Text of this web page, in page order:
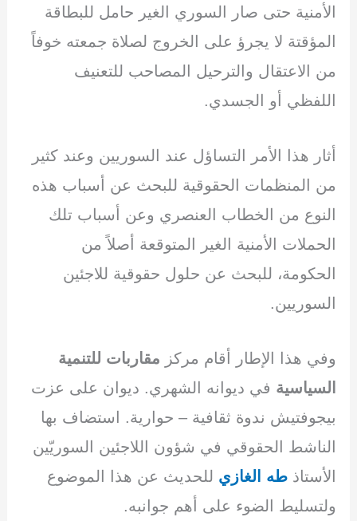
الأمنية حتى صار السوري الغير حامل للبطاقة
المؤقتة لا يجرؤ على الخروج لصلاة جمعته خوفاً
من الاعتقال والترحيل المصاحب للتعنيف
اللفظي أو الجسدي.
أثار هذا الأمر التساؤل عند السوريين وعند كثير
من المنظمات الحقوقية للبحث عن أسباب هذه
النوع من الخطاب العنصري وعن أسباب تلك
الحملات الأمنية الغير المتوقعة أصلاً من
الحكومة، للبحث عن حلول حقوقية للاجئين
السوريين.
وفي هذا الإطار أقام مركز مقاربات للتنمية
السياسية في ديوانه الشهري. ديوان على عزت
بيجوفتيش ندوة ثقافية – حوارية. استضاف بها
الناشط الحقوقي في شؤون اللاجئين السوريّين
الأستاذطه الغازي للحديث عن هذا الموضوع
ولتسليط الضوء على أهم جوانبه.